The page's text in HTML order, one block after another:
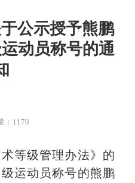
公示授予熊鹏
动员称号的通
：1170
级管理办法》的
运动员称号的熊鹏